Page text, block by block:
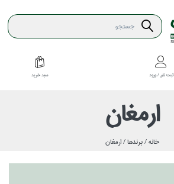
ثبت نام / ورود سبد خريد
ارمغان
خانه /برندها /ارمغان